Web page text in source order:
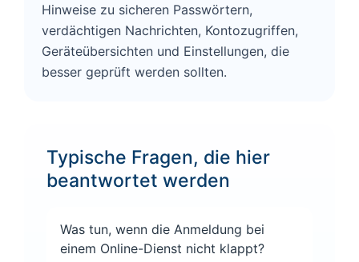
Hinweise zu sicheren Passwörtern,
verdächtigen Nachrichten, Kontozugriffen,
Geräteübersichten und Einstellungen, die
besser geprüft werden sollten.
Typische Fragen, die hier
beantwortet werden
Was tun, wenn die Anmeldung bei
einem Online-Dienst nicht klappt?